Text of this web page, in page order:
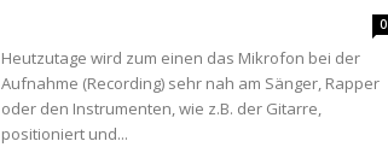
0
Heutzutage wird zum einen das Mikrofon bei der
Aufnahme (Recording) sehr nah am Sänger, Rapper
oder den Instrumenten, wie z.B. der Gitarre,
positioniert und...